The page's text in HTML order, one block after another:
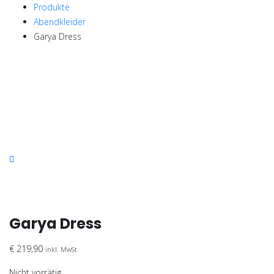
Produkte
Abendkleider
Garya Dress
Garya Dress
€ 219,90 inkl. MwSt